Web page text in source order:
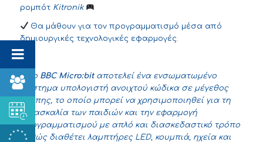
ρομπότ Kitronik
Θα μάθουν για τον προγραμματισμό μέσα από
δημιουργικές τεχνολογικές εφαρμογές.
Το BBC Micro:bit αποτελεί ένα ενσωματωμένο
σύστημα υπολογιστή ανοιχτού κώδικα σε μέγεθος
τσέπης, το οποίο μπορεί να χρησιμοποιηθεί για τη
διδασκαλία των παιδιών και την εφαρμογή
προγραμματισμού με απλό και διασκεδαστικό τρόπο
καθώς διαθέτει λαμπτήρες LED, κουμπιά, ηχεία και